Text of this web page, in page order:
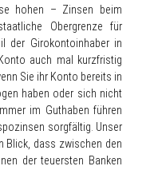
hohen – Zinsen beim
Obergrenze für
der Girokontoinhaber in
auch mal kurzfristig
Sie ihr Konto bereits in
haben oder sich nicht
im Guthaben führen
sorgfältig. Unser
Blick, dass zwischen den
der teuersten Banken